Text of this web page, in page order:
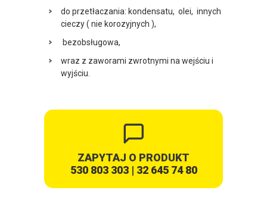
do przetłaczania: kondensatu, olei, innych
cieczy ( nie korozyjnych ),
bezobsługowa,
wraz z zaworami zwrotnymi na wejściu i
wyjściu.
ZAPYTAJ O PRODUKT
530 803 303| 32 645 74 80